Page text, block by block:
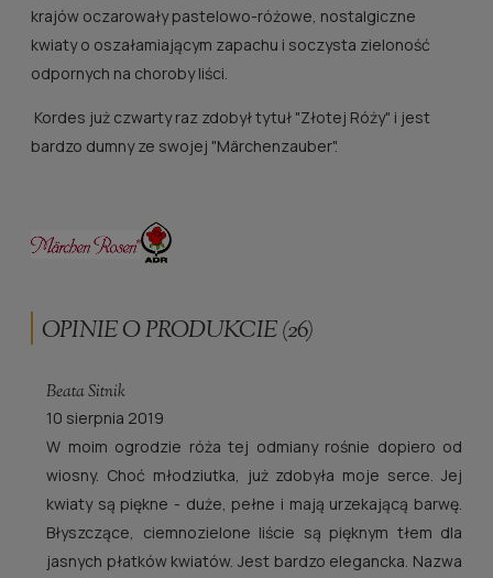
krajów oczarowały pastelowo-różowe, nostalgiczne
kwiaty o oszałamiającym zapachu i soczysta zieloność
odpornych na choroby liści.
Kordes już czwarty raz zdobył tytuł "Złotej Róży" i jest
bardzo dumny ze swojej "Märchenzauber".
OPINIE O PRODUKCIE (26)
Beata Sitnik
10 sierpnia 2019
W moim ogrodzie róża tej odmiany rośnie dopiero od
wiosny. Choć młodziutka, już zdobyła moje serce. Jej
kwiaty są piękne - duże, pełne i mają urzekającą barwę.
Błyszczące, ciemnozielone liście są pięknym tłem dla
jasnych płatków kwiatów. Jest bardzo elegancka. Nazwa